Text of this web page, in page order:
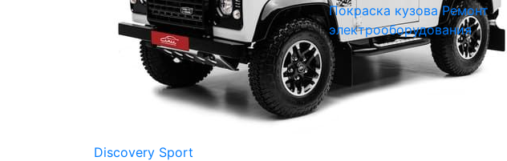
Покраска кузова Ремонт
электрооборудования
Discovery Sport